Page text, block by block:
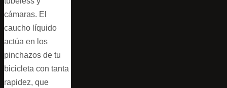
cámaras. El
caucho líquido
actúa en los
pinchazos de tu
bicicleta con tanta
rapidez, que